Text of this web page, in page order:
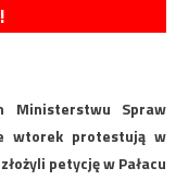
Ministerstwu Spraw
wtorek protestują w
petycję w Pałacu